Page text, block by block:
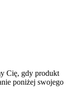
Cię, gdy produkt
poniżej swojego